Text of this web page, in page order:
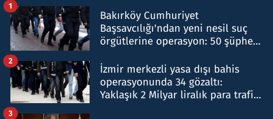
Bakırköy Cumhuriyet
Başsavcılığı'ndan yeni nesil suç
örgütlerine operasyon: 50 şüpheli
1
İzmir merkezli yasa dışı bahis
operasyonunda 34 gözaltı:
Yaklaşık 2 Milyar liralık para trafiği
2
3